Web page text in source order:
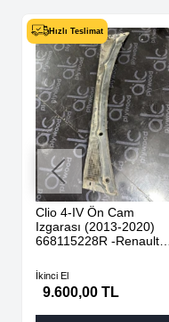
Hızlı Teslimat
Clio 4-IV Ön Cam
Izgarası (2013-2020)
668115228R -Renault
İkinci El
9.600,00 TL